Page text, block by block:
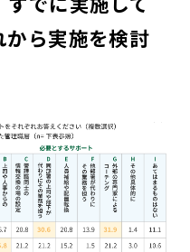
から実施を検討